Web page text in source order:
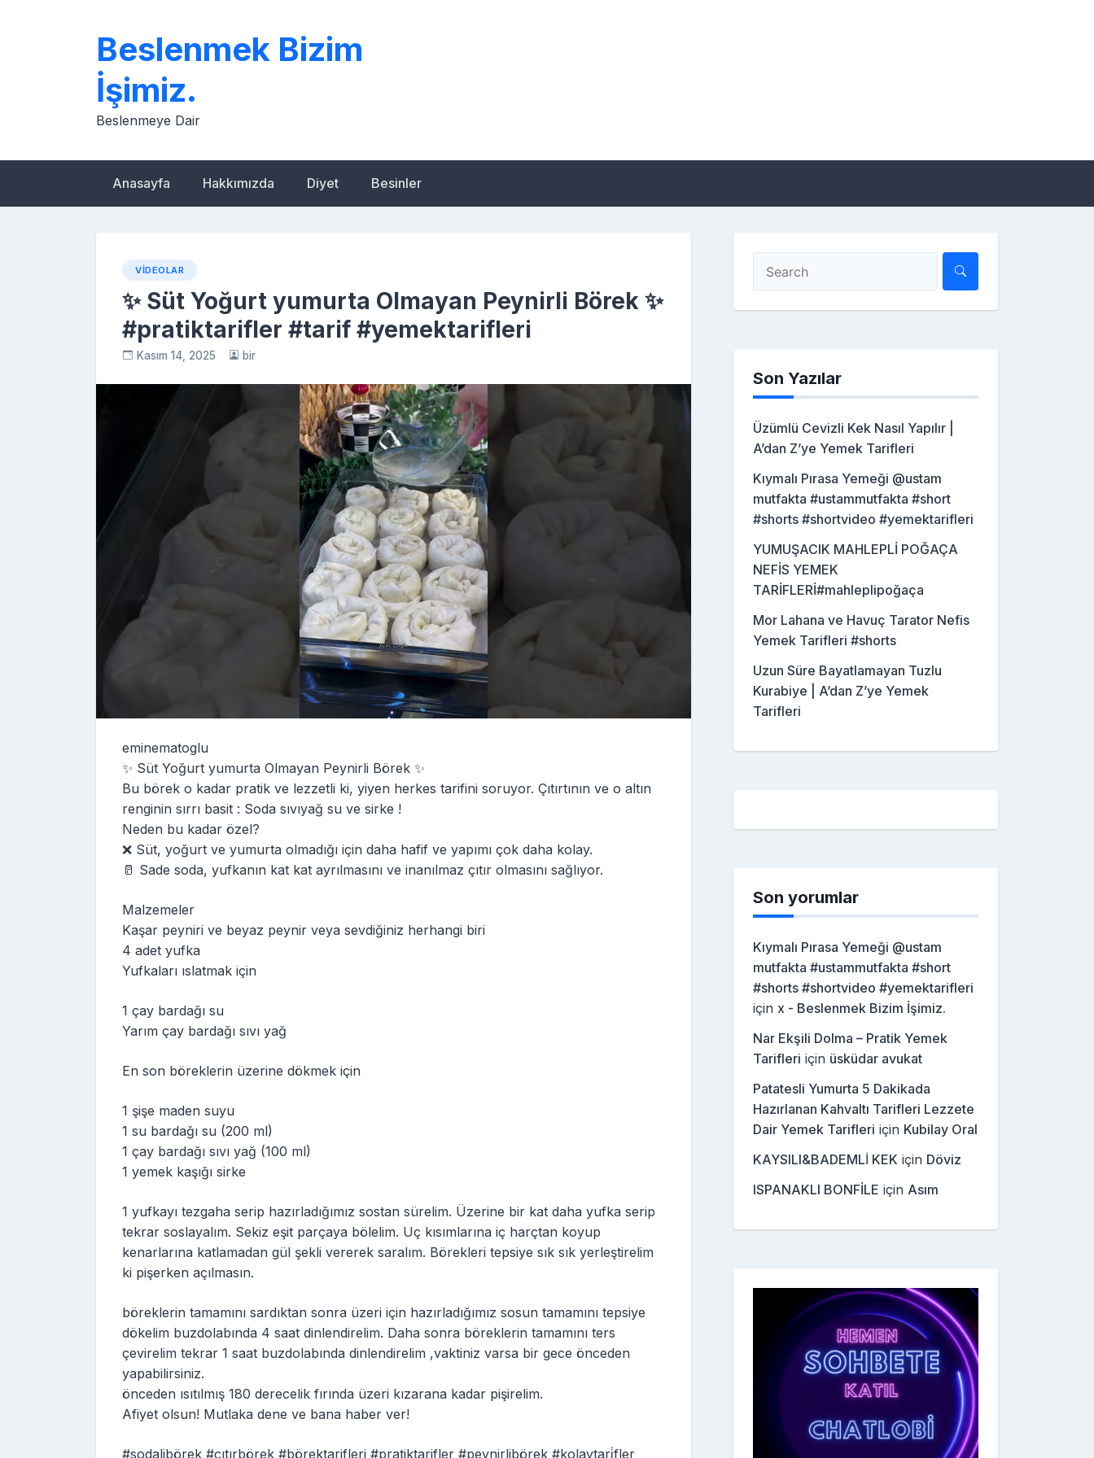
Beslenmek Bizim
İşimiz.
Beslenmeye Dair
Anasayfa Hakkımızda Diyet Besinler
VIDEOLAR
✨ Süt Yoğurt yumurta Olmayan Peynirli Börek ✨
#pratiktarifler #tarif #yemektarifleri
Kasım 14, 2025 bir
eminematoglu
✨ Süt Yoğurt yumurta Olmayan Peynirli Börek ✨
Bu börek o kadar pratik ve lezzetli ki, yiyen herkes tarifini soruyor. Çıtırtının ve o altın
renginin sırrı basit : Soda sıvıyağ su ve sirke !
Neden bu kadar özel?
❌ Süt, yoğurt ve yumurta olmadığı için daha hafif ve yapımı çok daha kolay.
🥛 Sade soda, yufkanın kat kat ayrılmasını ve inanılmaz çıtır olmasını sağlıyor.
Malzemeler
Kaşar peyniri ve beyaz peynir veya sevdiğiniz herhangi biri
4 adet yufka
Yufkaları ıslatmak için
1 çay bardağı su
Yarım çay bardağı sıvı yağ
En son böreklerin üzerine dökmek için
1 şişe maden suyu
1 su bardağı su (200 ml)
1 çay bardağı sıvı yağ (100 ml)
1 yemek kaşığı sirke
1 yufkayı tezgaha serip hazırladığımız sostan sürelim. Üzerine bir kat daha yufka serip
tekrar soslayalım. Sekiz eşit parçaya bölelim. Uç kısımlarına iç harçtan koyup
kenarlarına katlamadan gül şekli vererek saralım. Börekleri tepsiye sık sık yerleştirelim
ki pişerken açılmasın.
böreklerin tamamını sardıktan sonra üzeri için hazırladığımız sosun tamamını tepsiye
dökelim buzdolabında 4 saat dinlendirelim. Daha sonra böreklerin tamamını ters
çevirelim tekrar 1 saat buzdolabında dinlendirelim ,vaktiniz varsa bir gece önceden
yapabilirsiniz.
önceden ısıtılmış 180 derecelik fırında üzeri kızarana kadar pişirelim.
Afiyet olsun! Mutlaka dene ve bana haber ver!
#sodalibörek #çıtırbörek #börektarifleri #pratiktarifler #peynirlibörek #kolaytari̇fler
Son Yazılar
Üzümlü Cevizli Kek Nasıl Yapılır |
A’dan Z’ye Yemek Tarifleri
Kıymalı Pırasa Yemeği @ustam
mutfakta #ustammutfakta #short
#shorts #shortvideo #yemektarifleri
YUMUŞACIK MAHLEPLİ POĞAÇA
NEFİS YEMEK
TARİFLERİ#mahleplipoğaça
Mor Lahana ve Havuç Tarator Nefis
Yemek Tarifleri #shorts
Uzun Süre Bayatlamayan Tuzlu
Kurabiye | A’dan Z’ye Yemek
Tarifleri
Son yorumlar
Kıymalı Pırasa Yemeği @ustam
mutfakta #ustammutfakta #short
#shorts #shortvideo #yemektarifleri
için x - Beslenmek Bizim İşimiz.
Nar Ekşili Dolma – Pratik Yemek
Tarifleri için üsküdar avukat
Patatesli Yumurta 5 Dakikada
Hazırlanan Kahvaltı Tarifleri Lezzete
Dair Yemek Tarifleri için Kubilay Oral
KAYSILI&BADEMLİ KEK için Döviz
ISPANAKLI BONFİLE için Asım